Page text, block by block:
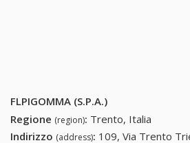
FLPIGOMMA (S.P.A.)
Regione (region): Trento, Italia
Indirizzo (address): 109, Via Trento